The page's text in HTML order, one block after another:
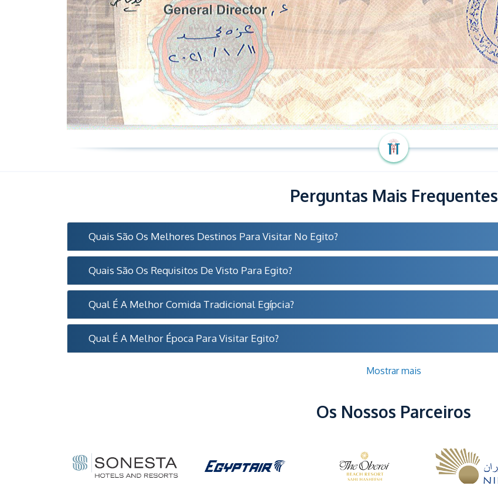
Perguntas Mais Frequentes
Quais São Os Melhores Destinos Para Visitar No Egito?
Quais São Os Requisitos De Visto Para Egito?
Qual É A Melhor Comida Tradicional Egípcia?
Qual É A Melhor Época Para Visitar Egito?
Mostrar mais
Os Nossos Parceiros